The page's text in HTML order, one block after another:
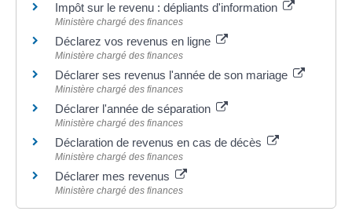
Impôt sur le revenu : dépliants d'information
Ministère chargé des finances
Déclarez vos revenus en ligne
Ministère chargé des finances
Déclarer ses revenus l'année de son mariage
Ministère chargé des finances
Déclarer l'année de séparation
Ministère chargé des finances
Déclaration de revenus en cas de décès
Ministère chargé des finances
Déclarer mes revenus
Ministère chargé des finances